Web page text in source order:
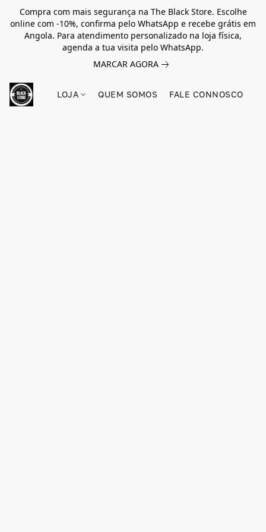
Compra com mais segurança na The Black Store. Escolhe
online com -10%, confirma pelo WhatsApp e recebe grátis em
Angola. Para atendimento personalizado na loja física,
agenda a tua visita pelo WhatsApp.
MARCAR AGORA
LOJA QUEM SOMOS FALE CONNOSCO